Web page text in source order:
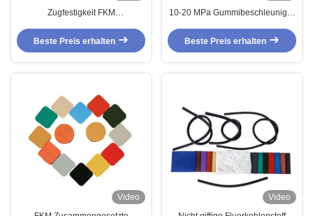
Zugfestigkeit FKM
Beste Preis erhalten
10-20 MPa Gummibeschleuniger
Beste Preis erhalten
Video
Video